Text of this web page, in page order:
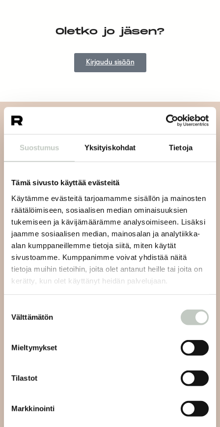
Suostumus Yksityiskohdat Tietoja
Tämä sivusto käyttää evästeitä
Käytämme evästeitä tarjoamamme sisällön ja mainosten
räätälöimiseen, sosiaalisen median ominaisuuksien
tukemiseen ja kävijämäärämme analysoimiseen. Lisäksi
jaamme sosiaalisen median, mainosalan ja analytiikka-
alan kumppaneillemme tietoja siitä, miten käytät
sivustoamme. Kumppanimme voivat yhdistää näitä
tietoja muihin tietoihin, joita olet antanut heille tai joita on
kerätty, kun olet käyttänyt heidän palvelujaan.
valinta
Välttämätön
Mieltymykset
Tilastot
Markkinointi
Oletko jo jäsen?
Kirjaudu sisään
Tilaa
Lähetämme sinulle vastauksen viestiisi 48 tunnin sisällä
+358 50 5486084